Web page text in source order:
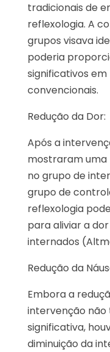
tradicionais de
reflexologia. A
grupos visava
poderia
significativos
convencionais.
Redução da Dor:
Após a
mostraram uma
no grupo de
grupo de
reflexologia
para aliviar a
internados​
Redução da
Embora a
intervenção
significativa,
diminuição da